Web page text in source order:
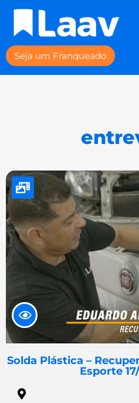
Seja um Franqueado
Solda Plástica –
Esporte